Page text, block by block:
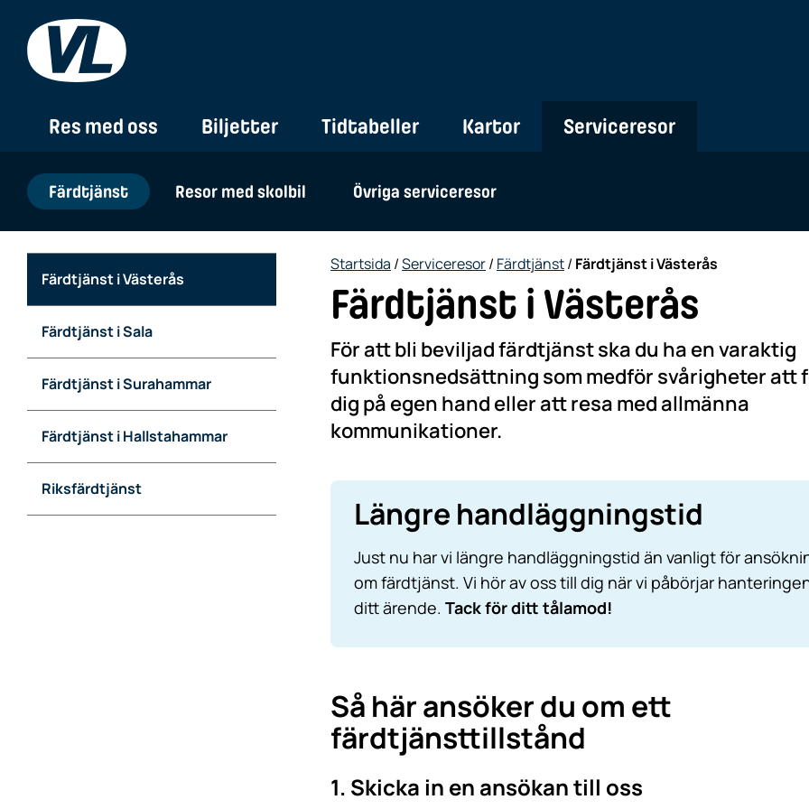
Res med oss Biljetter Tidtabeller Kartor Serviceresor
Färdtjänst Resor med skolbil Övriga serviceresor
Färdtjänst i Västerås
Färdtjänst i Sala
Färdtjänst i Surahammar
Färdtjänst i Hallstahammar
Riksfärdtjänst
Startsida /Serviceresor/ Färdtjänst/ Färdtjänst i Västerås
Färdtjänst i Västerås
För att bli beviljad färdtjänst ska du ha en varaktig
funktionsnedsättning som medför svårigheter att
dig på egen hand eller att resa med allmänna
kommunikationer.
Längre handläggningstid
Just nu har vi längre handläggningstid än vanligt för
om färdtjänst. Vi hör av oss till dig när vi påbörjar
ditt ärende. Tack för ditt tålamod!
Så här ansöker du om ett
färdtjänsttillstånd
1. Skicka in en ansökan till oss